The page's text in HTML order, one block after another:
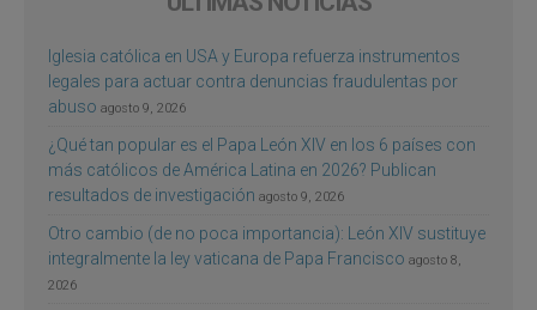
Iglesia católica en USA y Europa refuerza instrumentos
legales para actuar contra denuncias fraudulentas por
abuso agosto 9, 2026
¿Qué tan popular es el Papa León XIV en los 6 países con
más católicos de América Latina en 2026? Publican
resultados de investigación agosto 9, 2026
Otro cambio (de no poca importancia): León XIV sustituye
integralmente la ley vaticana de Papa Francisco agosto 8,
2026